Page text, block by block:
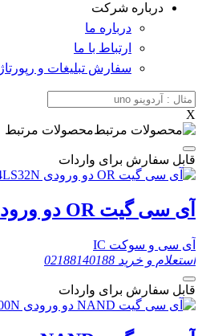
درباره شرکت
درباره ما
ارتباط با ما
سفارش تبلیغات و رپورتاژ
X
محصولات مرتبط
قابل سفارش برای واردات
آی سی گیت OR دو ورودی SN74LS32N
آی سی و سوکت IC
استعلام و خرید 02188140188
قابل سفارش برای واردات